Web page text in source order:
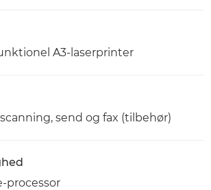
A3-laserprinter
send og fax (tilbehør)
processor